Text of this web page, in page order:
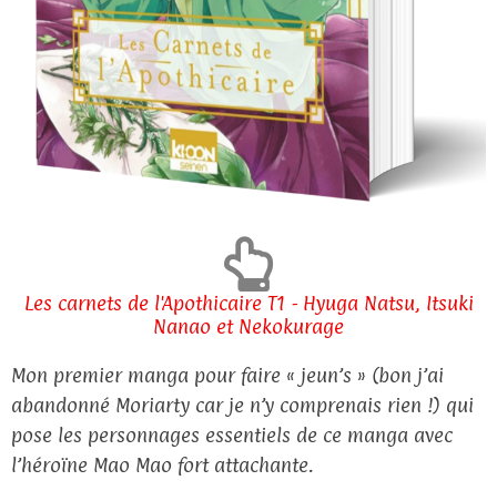
Les carnets de l'Apothicaire T1 - Hyuga Natsu, Itsuki
Nanao et Nekokurage
Mon premier manga pour faire « jeun’s » (bon j’ai
abandonné Moriarty car je n’y comprenais rien !) qui
pose les personnages essentiels de ce manga avec
l’héroïne Mao Mao fort attachante.